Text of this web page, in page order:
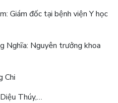
Giám đốc tại bệnh viện Y học
Nghĩa: Nguyên trưởng khoa
Chi
Thúy,…